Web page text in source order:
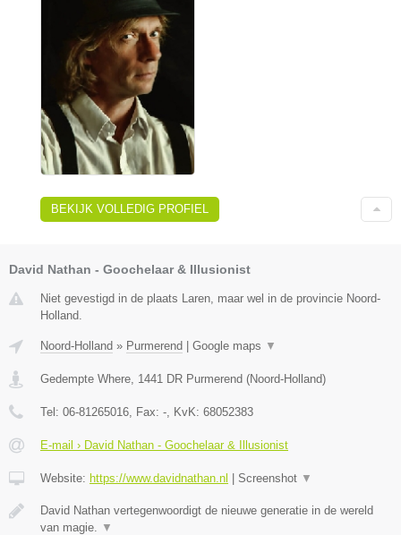
BEKIJK VOLLEDIG PROFIEL
David Nathan - Goochelaar & Illusionist
Niet gevestigd in de plaats Laren, maar wel in de provincie Noord-
Holland.
Noord-Holland » Purmerend Google maps ▼
Gedempte Where, 1441 DR Purmerend (Noord-Holland)
Tel: 06-81265016, Fax: -, KvK: 68052383
E-mail › David Nathan - Goochelaar & Illusionist
Website: https://www.davidnathan.nl Screenshot ▼
David Nathan vertegenwoordigt de nieuwe generatie in de wereld
van magie. ▼